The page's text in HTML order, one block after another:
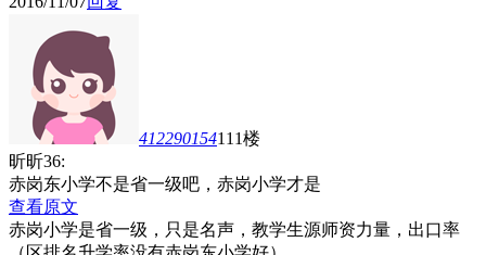
412290154111楼
昕昕36:
赤岗东小学不是省一级吧，赤岗小学才是
查看原文
赤岗小学是省一级，只是名声，教学生源师资力量，出口率